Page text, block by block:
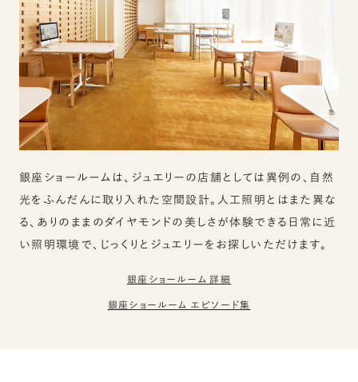
銀座ショールームは、ジュエリーの店舗としては異例の、自然
光をふんだんに取り入れた空間設計。人工照明とはまた異な
る、ありのままのダイヤモンドの美しさが体験できる日常に近
い照明環境で、じっくりとジュエリーをお探しいただけます。
銀座ショールーム 詳細
銀座ショールーム エピソード集